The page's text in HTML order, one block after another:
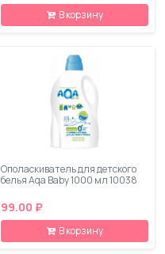
В корзину
Ополаскиватель для детского
белья Aqa Baby 1000 мл 10038
99.00 ₽
В корзину